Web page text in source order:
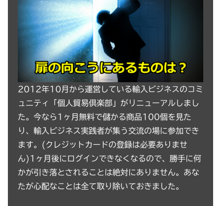
2012年10月から運営している輸入ビジネスのコミ
ュニティ「個人貿易倶楽部」がリニューアルしまし
た。今なら1ヶ月無料で儲かる商品100個を見た
り、輸入ビジネス実践者が集う交流の場に参加でき
ます。(クレジットカードの登録は必要ありませ
ん)1ヶ月後にログインできなくなるので、勝手に何
かが引き落とされることは絶対にありません。あな
たが心配なことは全て取り除いておきました。